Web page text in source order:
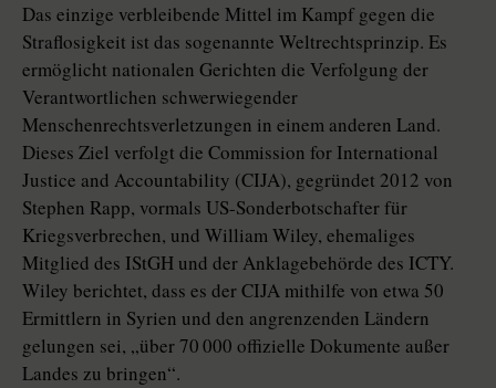
Das einzige verbleibende Mittel im Kampf gegen die
Straflosigkeit ist das sogenannte Weltrechtsprinzip. Es
ermöglicht nationalen Gerichten die Verfolgung der
Verantwortlichen schwerwiegender
Menschenrechtsverletzungen in einem anderen Land.
Dieses Ziel verfolgt die Commission for International
Justice and Accountability (CIJA), gegründet 2012 von
Stephen Rapp, vormals US-Sonderbotschafter für
Kriegsverbrechen, und William Wiley, ehemaliges
Mitglied des IStGH und der Anklagebehörde des ICTY.
Wiley berichtet, dass es der CIJA mithilfe von etwa 50
Ermittlern in Syrien und den angrenzenden Ländern
gelungen sei, „über 70 000 offizielle Dokumente außer
Landes zu bringen“.